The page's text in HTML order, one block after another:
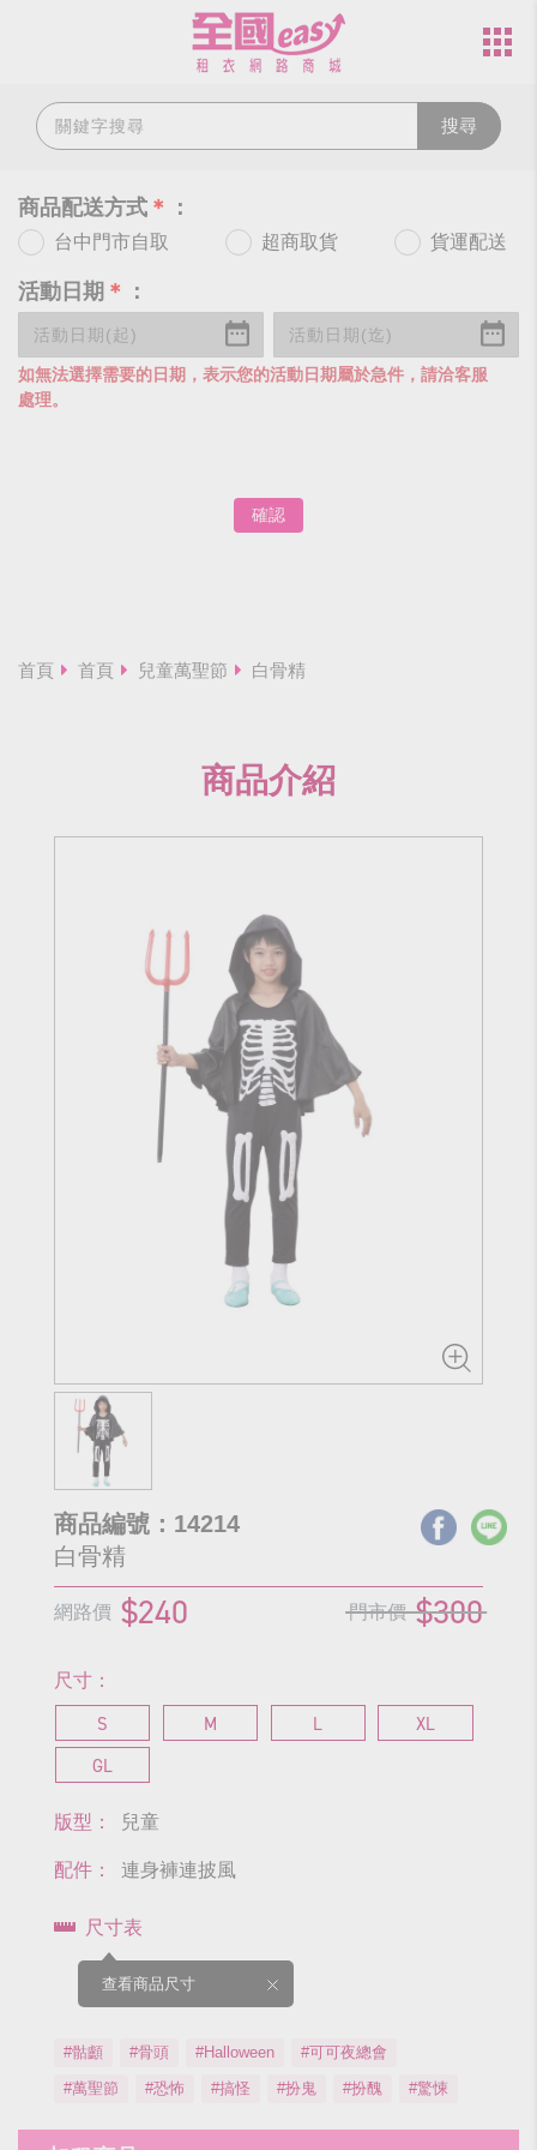
搜尋
商品配送方式 ＊ ：
台中門市自取 超商取貨 貨運配送
活動日期 ＊ ：
如無法選擇需要的日期，表示您的活動日期屬於急件，請洽客服
處理。
確認
首頁 首頁 兒童萬聖節 白骨精
商品介紹
商品編號：14214
白骨精
網路價 $240 門市價 $300
尺寸：
S M L
XL
GL
版型： 兒童
配件： 連身褲連披風
尺寸表
查看商品尺寸
#骷顱 #骨頭 #Halloween
#可可夜總會
#萬聖節
#恐怖 #搞怪 #扮鬼 #扮醜 #驚悚